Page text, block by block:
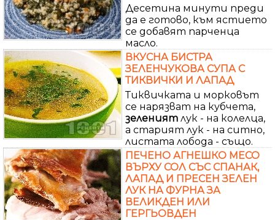
Десетина минути преди
да е готово, към ястието
се добавят парченца
масло.
ВКУСНА БИСТРА
ЗЕЛЕНЧУКОВА СУПА С
ТИКВИЧКИ И ЛАПАД
Тиквичката и морковът
се нарязват на кубчета,
зеленият лук - на колелца,
а старият лук - на ситно,
листата лобода - също.
ПЕЧЕНО АГНЕШКО МЕСО
ВЪРХУ СОЛ СЪС СПАНАК,
ЛАПАД И ПРЕСЕН ЗЕЛЕН
ЛУК НА ФУРНА ЗА
ВЕЛИКДЕН ИЛИ
ГЕРГЬОВДЕН